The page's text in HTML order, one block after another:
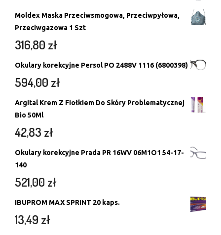
Moldex Maska Przeciwsmogowa, Przeciwpyłowa,
Przeciwgazowa 1 Szt
316,80 zł
Okulary korekcyjne Persol PO 2488V 1116 (6800398)
594,00 zł
Argital Krem Z Fiołkiem Do Skóry Problematycznej
Bio 50Ml
42,83 zł
Okulary korekcyjne Prada PR 16WV 06M1O1 54-17-
140
521,00 zł
IBUPROM MAX SPRINT 20 kaps.
13,49 zł